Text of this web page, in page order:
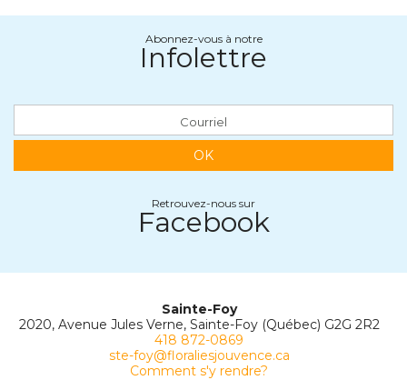
Abonnez-vous à notre
Infolettre
OK
Retrouvez-nous sur
Facebook
Sainte-Foy
2020, Avenue Jules Verne, Sainte-Foy (Québec) G2G 2R2
418 872-0869
ste-foy@floraliesjouvence.ca
Comment s'y rendre?